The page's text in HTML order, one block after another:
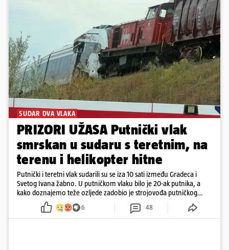
SUDAR DVA VLAKA
PRIZORI UŽASA Putnički vlak
smrskan u sudaru s teretnim, na
terenu i helikopter hitne
Putnički i teretni vlak sudarili su se iza 10 sati između Gradeca i
Svetog Ivana žabno. U putničkom vlaku bilo je 20-ak putnika, a
kako doznajemo teže ozljede zadobio je strojovođa putničkog
vlaka. Zatvoren je promet, a fotoreporteri Prigorskog objavili su
prve snimke s mjesta sudara
6 48